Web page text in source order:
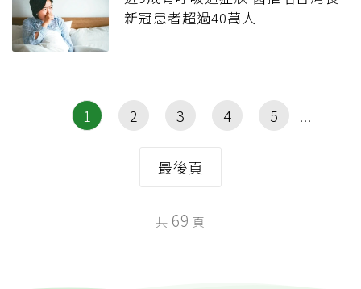
新冠患者超過40萬人
1 2 3 4 5
最後頁
共 69 頁